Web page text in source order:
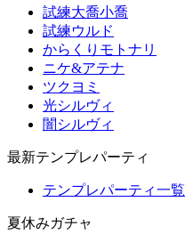
試練大喬小喬
試練ウルド
からくりモトナリ
ニケ&アテナ
ツクヨミ
光シルヴィ
闇シルヴィ
最新テンプレパーティ
テンプレパーティ一覧
夏休みガチャ